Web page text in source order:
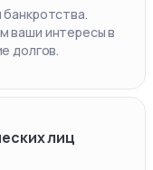
ваши интересы в
долгов.
лиц